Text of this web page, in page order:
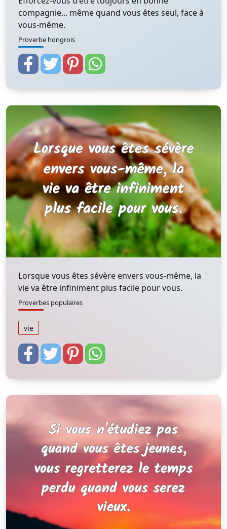
compagnie... même quand vous êtes seul, face à
vous-même.
Proverbe hongrois
Lorsque vous êtes sévère envers vous-même, la
vie va être infiniment plus facile pour vous.
Proverbes populaires
vie